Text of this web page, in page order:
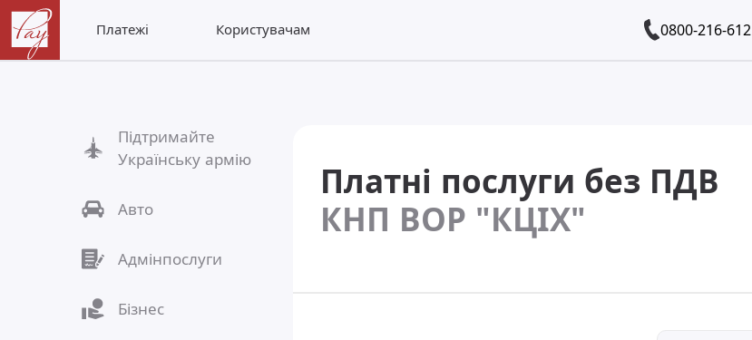
Платежі Користувачам 0800-216-612
Підтримайте
Українську армію
Авто
Адмінпослуги
Бізнес
Платні послуги без ПДВ
КНП ВОР "КЦІХ"